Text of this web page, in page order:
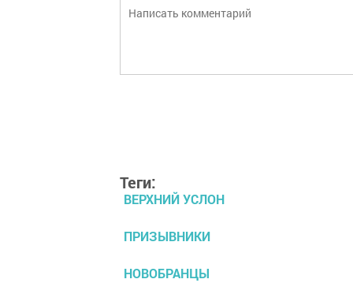
Теги:
ВЕРХНИЙ УСЛОН
ПРИЗЫВНИКИ
НОВОБРАНЦЫ